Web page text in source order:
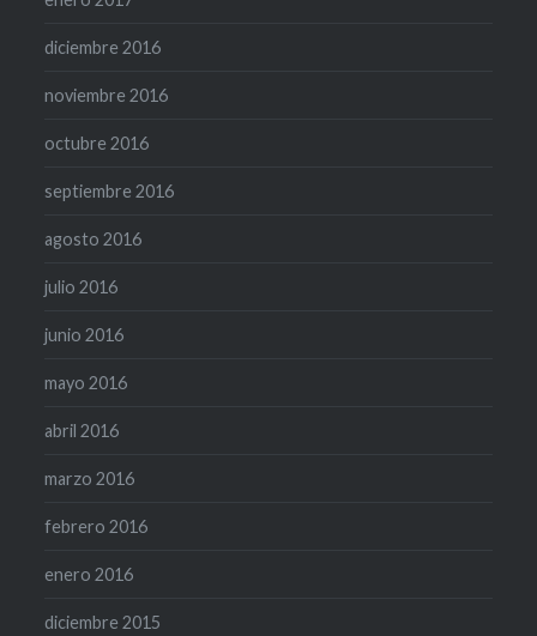
diciembre 2016
noviembre 2016
octubre 2016
septiembre 2016
agosto 2016
julio 2016
junio 2016
mayo 2016
abril 2016
marzo 2016
febrero 2016
enero 2016
diciembre 2015